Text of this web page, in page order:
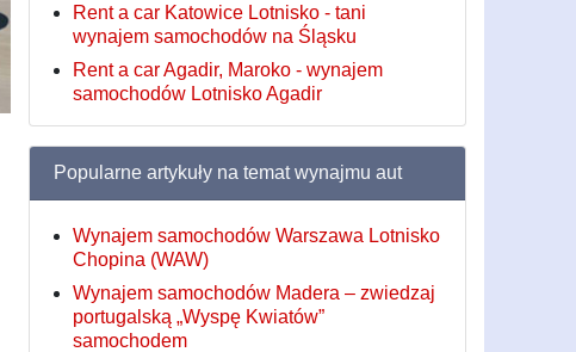
Rent a car Katowice Lotnisko - tani
wynajem samochodów na Śląsku
Rent a car Agadir, Maroko - wynajem
samochodów Lotnisko Agadir
Popularne artykuły na temat wynajmu aut
Wynajem samochodów Warszawa Lotnisko
Chopina (WAW)
Wynajem samochodów Madera – zwiedzaj
portugalską „Wyspę Kwiatów”
samochodem